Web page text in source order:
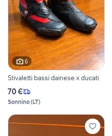
6
Stivaletti bassi dainese x ducati
70 €
Sonnino(LT)